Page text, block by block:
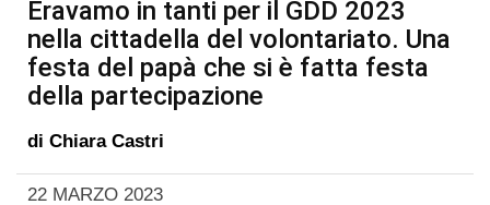
Eravamo in tanti per il GDD 2023
nella cittadella del volontariato. Una
festa del papà che si è fatta festa
della partecipazione
di Chiara Castri
22 MARZO 2023